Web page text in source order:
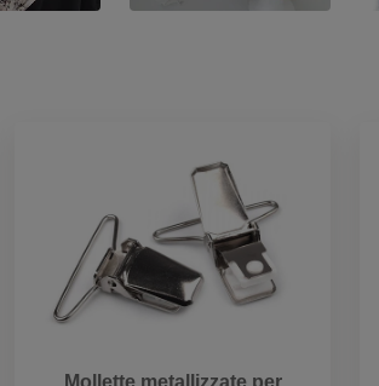
Mollette metallizzate per